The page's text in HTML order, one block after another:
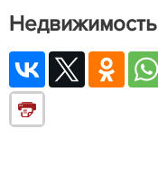
Недвижимость